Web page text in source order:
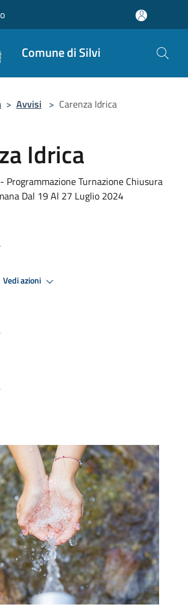
Comune di Silvi
> Avvisi > Carenza Idrica
Idrica
Programmazione Turnazione Chiusura
Dal 19 Al 27 Luglio 2024
Vedi azioni